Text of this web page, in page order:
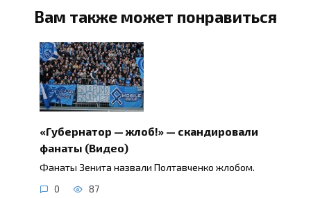
Вам также может понравиться
«Губернатор — жлоб!» — скандировали
фанаты (Видео)
Фанаты Зенита назвали Полтавченко жлобом.
0 87